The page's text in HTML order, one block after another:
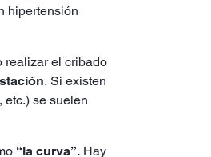
hipertensión
realizar el cribado
. Si existen
etc.) se suelen
“la curva”. Hay